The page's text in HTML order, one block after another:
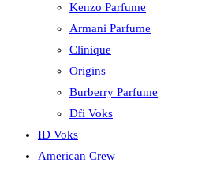
Kenzo Parfume
Armani Parfume
Clinique
Origins
Burberry Parfume
Dfi Voks
ID Voks
American Crew